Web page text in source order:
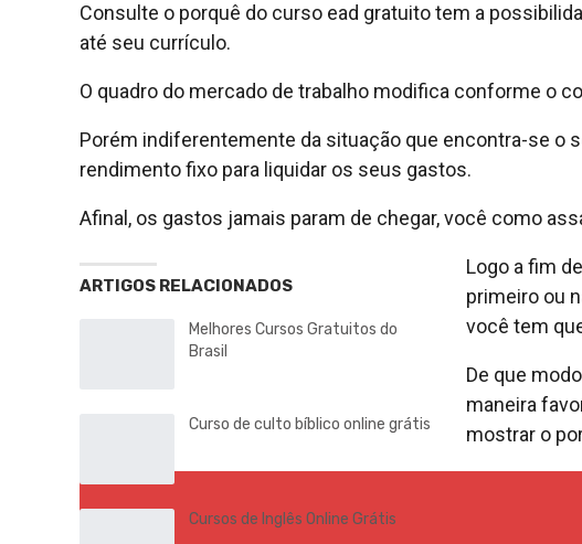
Consulte o porquê do curso ead gratuito tem a
até seu currículo.
O quadro do mercado de trabalho modifica conforme o
Porém indiferentemente da situação que encontra-se o
rendimento fixo para liquidar os seus gastos.
Afinal, os gastos jamais param de chegar, você como
ARTIGOS RELACIONADOS
Melhores Cursos Gratuitos do
Brasil
Curso de culto bíblico online grátis
Cursos de Inglês Online Grátis
Logo a fim
primeiro ou
você tem
De que
maneira
mostrar o